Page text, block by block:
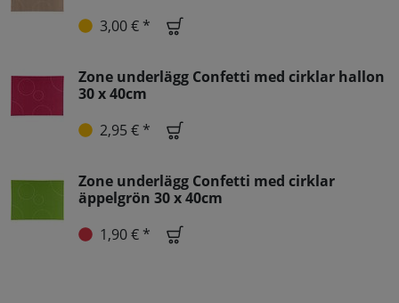
3,00 € *
Zone underlägg Confetti med cirklar hallon
30 x 40cm
2,95 € *
Zone underlägg Confetti med cirklar
äppelgrön 30 x 40cm
1,90 € *